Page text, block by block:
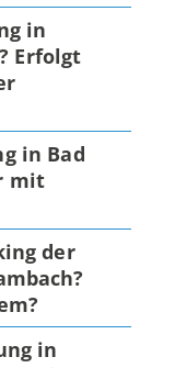
in
Erfolgt
in Bad
mit
der
in